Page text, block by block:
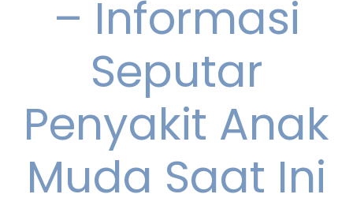
– Informasi
Seputar
Penyakit Anak
Muda Saat Ini